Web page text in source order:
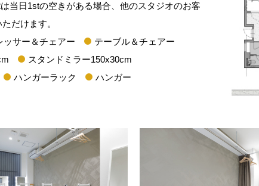
当日1stの空きがある場合、他のスタジオのお客
だけます。
ッサー＆チェアー
テーブル＆チェアー
スタンドミラー150x30cm
ハンガーラック
ハンガー